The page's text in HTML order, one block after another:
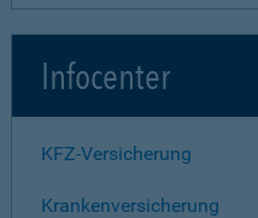
Infocenter
KFZ-Versicherung
Krankenversicherung